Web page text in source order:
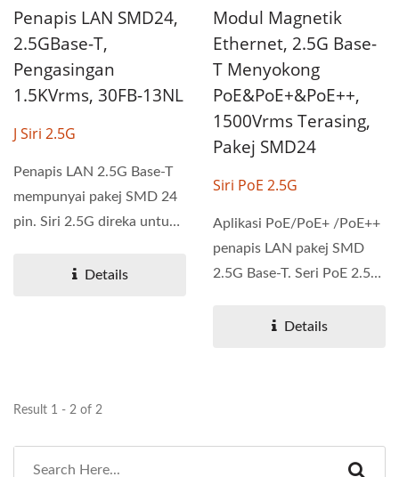
Penapis LAN SMD24,
2.5GBase-T,
Pengasingan
1.5KVrms, 30FB-13NL
J Siri 2.5G
Penapis LAN 2.5G Base-T
mempunyai pakej SMD 24
pin. Siri 2.5G direka untuk
Details
Modul Magnetik
Ethernet, 2.5G Base-
T Menyokong
PoE&PoE+&PoE++,
1500Vrms Terasing,
Pakej SMD24
Siri PoE 2.5G
Aplikasi PoE/PoE+ /PoE++
penapis LAN pakej SMD
2.5G Base-T. Seri PoE 2.5G
Details
Result 1 - 2 of 2